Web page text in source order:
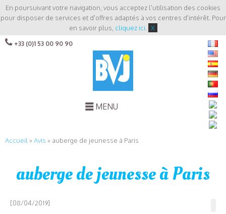
En poursuivant votre navigation, vous acceptez l'utilisation des cookies
pour disposer de services et d'offres adaptés à vos centres d'intérêt. Pour
en savoir plus, cliquez ici X
+33 (0)1 53 00 90 90
MENU
Accueil »Avis » auberge de jeunesse à Paris
auberge de jeunesse à Paris
[08/04/2019]